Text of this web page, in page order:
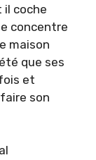
il coche
concentre
maison
que ses
et
son